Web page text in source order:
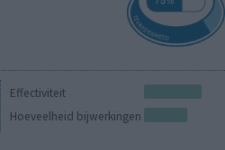
Effectiviteit
Hoeveelheid bijwerkingen